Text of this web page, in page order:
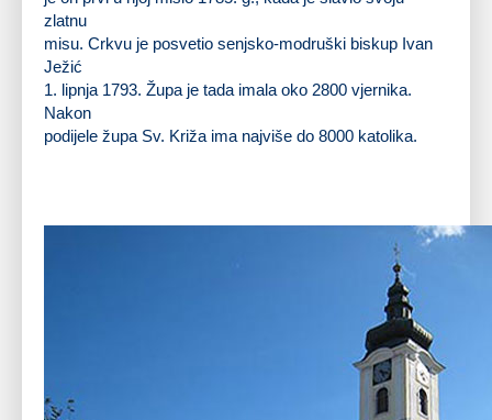
zlatnu
misu. Crkvu je posvetio senjsko-modruški biskup Ivan
Ježić
1. lipnja 1793. Župa je tada imala oko 2800 vjernika.
Nakon
podijele župa Sv. Križa ima najviše do 8000 katolika.